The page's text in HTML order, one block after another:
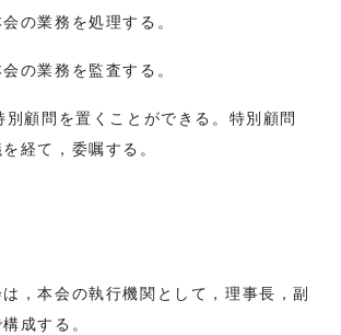
の業務を処理する。
の業務を監査する。
顧問を置くことができる。特別顧問
経て，委嘱する。
，本会の執行機関として，理事長，副
成する。